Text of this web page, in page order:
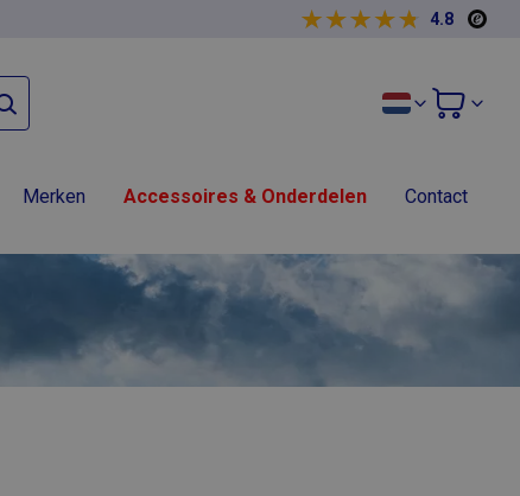
4.8
Merken Accessoires & Onderdelen Contact